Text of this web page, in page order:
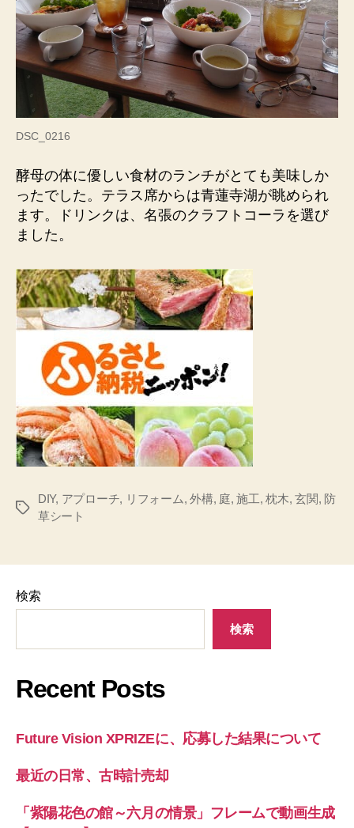
DSC_0216
酵母の体に優しい食材のランチがとても美味しか
ったでした。テラス席からは青蓮寺湖が眺められ
ます。ドリンクは、名張のクラフトコーラを選び
ました。
タ
DIY, アプローチ, リフォーム,外構, 庭,施工,枕木,玄関, 防
草シート
検索
検索
Recent Posts
Future Vision XPRIZEに、応募した結果について
最近の日常、古時計売却
「紫陽花色の館～六月の情景」フレームで動画生成